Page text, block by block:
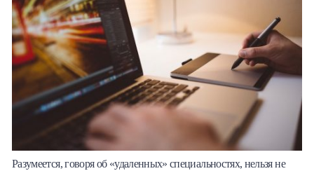
Разумеется, говоря об «удаленных» специальностях, нельзя не